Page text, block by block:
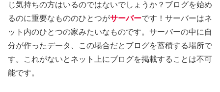
じ気持ちの方はいるのではないでしょうか？ブログを始め
るのに重要なもののひとつがサーバーです！サーバーはネ
ット内のひとつの家みたいなものです。サーバーの中に自
分が作ったデータ、この場合だとブログを蓄積する場所で
す。これがないとネット上にブログを掲載することは不可
能です。